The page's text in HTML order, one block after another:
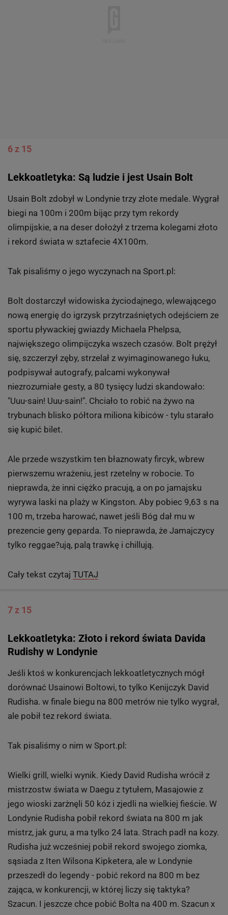
Lekkoatletyka: Są ludzie i jest Usain Bolt
Usain Bolt zdobył w Londynie trzy złote medale. Wygrał
biegi na 100m i 200m bijąc przy tym rekordy
olimpijskie, a na deser dołożył z trzema kolegami złoto
i rekord świata w sztafecie 4X100m.
Tak pisaliśmy o jego wyczynach na Sport.pl:
Bolt dostarczył widowiska życiodajnego, wlewającego
sportu pływackiej gwiazdy Michaela Phelpsa,
największego olimpijczyka wszech czasów. Bolt prężył
się, szczerzył zęby, strzelał z wyimaginowanego łuku,
podpisywał autografy, palcami wykonywał
niezrozumiałe gesty, a 80 tysięcy ludzi skandowało:
"Uuu-sain! Uuu-sain!". Chciało to robić na żywo na
trybunach blisko półtora miliona kibiców - tylu starało
pierwszemu wrażeniu, jest rzetelny w robocie. To
wyrywa laski na plaży w Kingston. Aby pobiec 9,63 s na
100 m, trzeba harować, nawet jeśli Bóg dał mu w
tylko reggae?ują, palą trawkę i chillują.
TUTAJ
7 z 15
Lekkoatletyka: Złoto i rekord świata Davida
Rudishy w Londynie
Jeśli ktoś w konkurencjach lekkoatletycznych mógł
dorównać Usainowi Boltowi, to tylko Kenijczyk David
Rudisha. w finale biegu na 800 metrów nie tylko wygrał,
ale pobił tez rekord świata.
Tak pisaliśmy o nim w Sport.pl:
Wielki grill, wielki wynik. Kiedy David Rudisha wrócił z